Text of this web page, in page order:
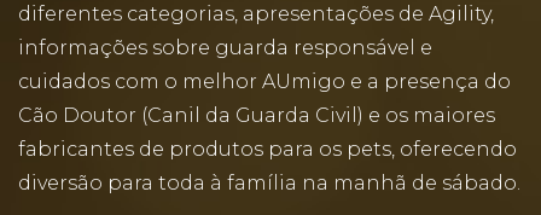
diferentes categorias, apresentações de Agility,
informações sobre guarda responsável e
cuidados com o melhor AUmigo e a presença do
Cão Doutor (Canil da Guarda Civil) e os maiores
fabricantes de produtos para os pets, oferecendo
diversão para toda à família na manhã de sábado.